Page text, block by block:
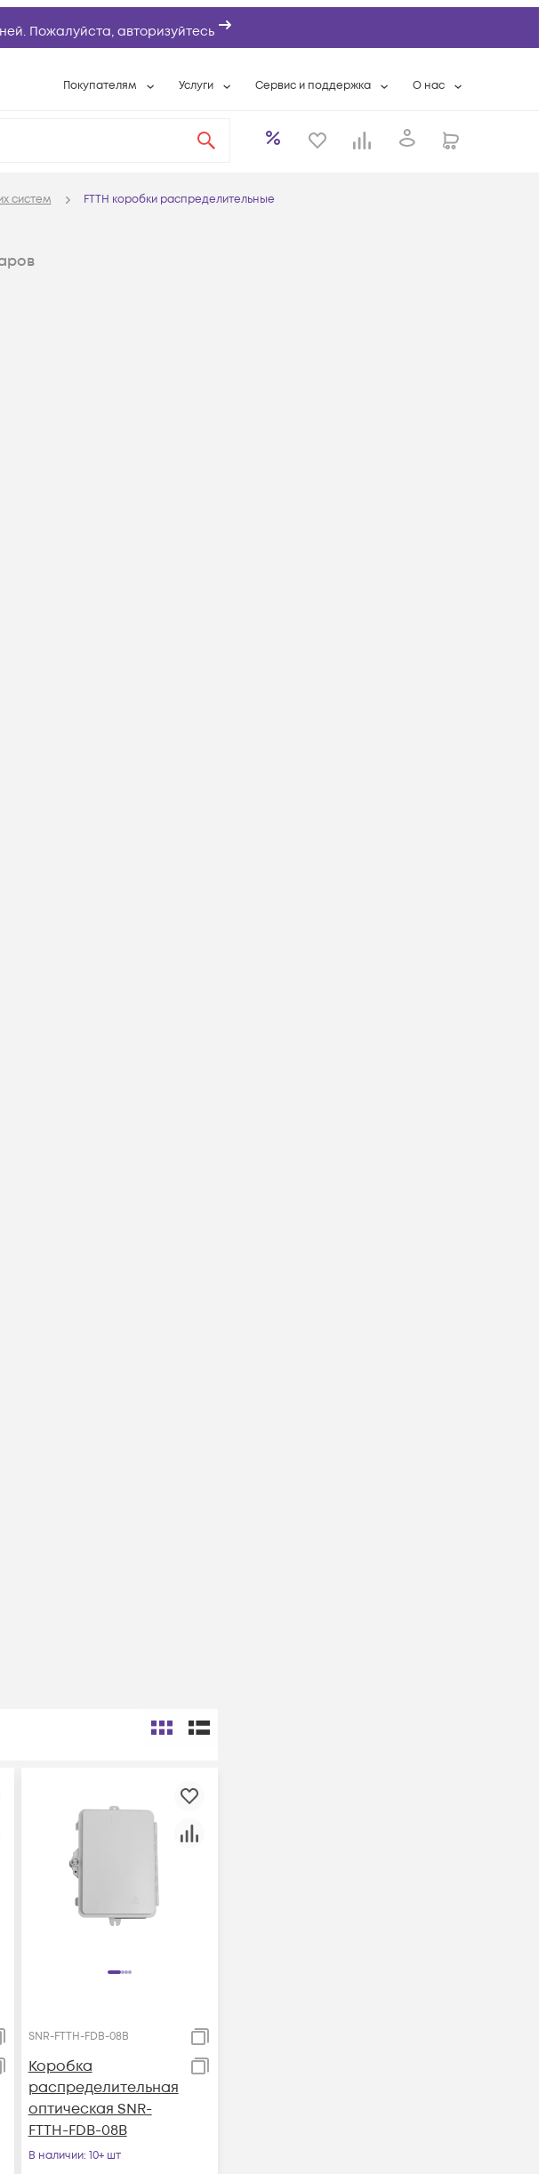
Пожалуйста, авторизуйтесь
Покупателям
Вопросы и ответы
Услуги
Расширенная гарантия
Сервис и поддержка
Разовые выездные работы
О нас
Контактная
систем FTTH коробки распределительные
SNR-FTTH-FDB-08B
Коробка
распределительная
оптическая SNR-
FTTH-FDB-08B
В наличии: 10+ шт